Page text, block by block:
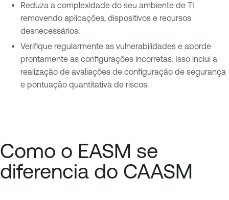
Reduza a complexidade do seu ambiente de TI
removendo aplicações, dispositivos e recursos
desnecessários.
Verifique regularmente as vulnerabilidades e aborde
prontamente as configurações incorretas. Isso inclui a
realização de avaliações de configuração de segurança
e pontuação quantitativa de riscos.
Como o EASM se
diferencia do CAASM